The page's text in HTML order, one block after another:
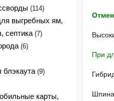
При
(114)
выгребных ям,
септика (7)
(6)
блэкаута (9)
карты,